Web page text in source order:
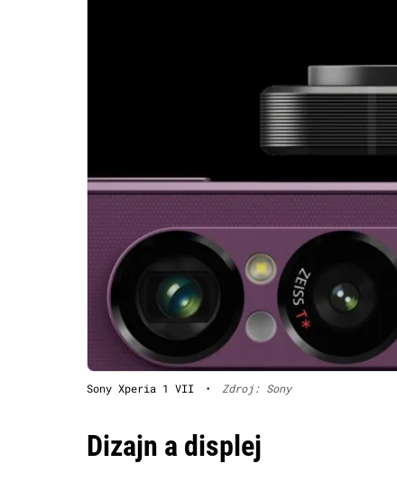
Sony Xperia 1 VII • Zdroj: Sony
Dizajn a displej